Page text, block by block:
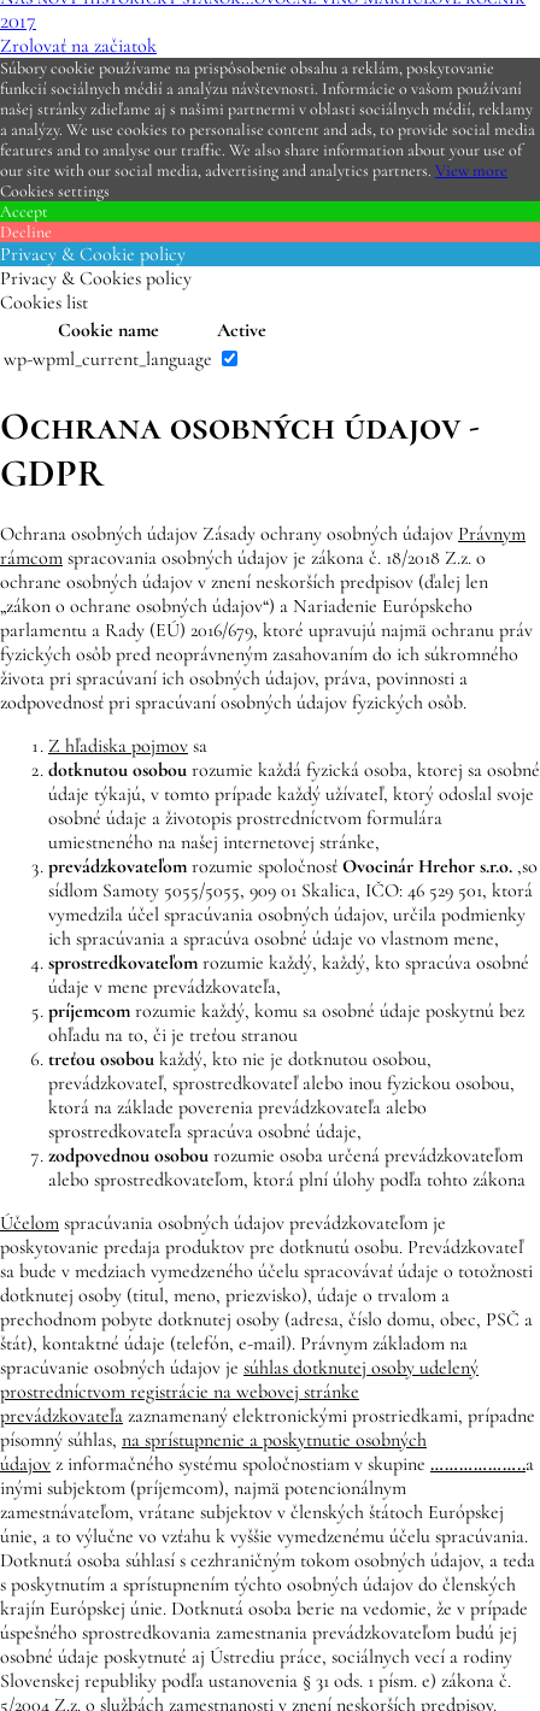
2017
Zrolovať na začiatok
Súbory cookie používame na prispôsobenie obsahu a reklám, poskytovanie
funkcií sociálnych médií a analýzu návštevnosti. Informácie o vašom používaní
našej stránky zdieľame aj s našimi partnermi v oblasti sociálnych médií, reklamy
a analýzy. We use cookies to personalise content and ads, to provide social media
features and to analyse our traffic. We also share information about your use of
our site with our social media, advertising and analytics partners. View more
Cookies settings
Accept
Decline
Privacy & Cookie policy
Privacy & Cookies policy
Cookies list
Cookie name
Active
wp-wpml_current_language
Ochrana osobných údajov -
GDPR
Ochrana osobných údajov Zásady ochrany osobných údajov Právnym
rámcom spracovania osobných údajov je zákona č. 18/2018 Z.z. o
ochrane osobných údajov v znení neskorších predpisov (ďalej len
„zákon o ochrane osobných údajov“) a Nariadenie Európskeho
parlamentu a Rady (EÚ) 2016/679, ktoré upravujú najmä ochranu práv
fyzických osôb pred neoprávneným zasahovaním do ich súkromného
života pri spracúvaní ich osobných údajov, práva, povinnosti a
zodpovednosť pri spracúvaní osobných údajov fyzických osôb.
Z hľadiska pojmov sa
dotknutou osobou rozumie každá fyzická osoba, ktorej sa osobné
údaje týkajú, v tomto prípade každý užívateľ, ktorý odoslal svoje
osobné údaje a životopis prostredníctvom formulára
umiestneného na našej internetovej stránke,
prevádzkovateľom rozumie spoločnosť Ovocinár Hrehor s.r.o. ,so
sídlom Samoty 5055/5055, 909 01 Skalica, IČO: 46 529 501, ktorá
vymedzila účel spracúvania osobných údajov, určila podmienky
ich spracúvania a spracúva osobné údaje vo vlastnom mene,
sprostredkovateľom rozumie každý, každý, kto spracúva osobné
údaje v mene prevádzkovateľa,
príjemcom rozumie každý, komu sa osobné údaje poskytnú bez
ohľadu na to, či je treťou stranou
treťou osobou každý, kto nie je dotknutou osobou,
prevádzkovateľ, sprostredkovateľ alebo inou fyzickou osobou,
ktorá na základe poverenia prevádzkovateľa alebo
sprostredkovateľa spracúva osobné údaje,
zodpovednou osobou rozumie osoba určená prevádzkovateľom
alebo sprostredkovateľom, ktorá plní úlohy podľa tohto zákona
Účelom spracúvania osobných údajov prevádzkovateľom je
poskytovanie predaja produktov pre dotknutú osobu. Prevádzkovateľ
sa bude v medziach vymedzeného účelu spracovávať údaje o totožnosti
dotknutej osoby (titul, meno, priezvisko), údaje o trvalom a
prechodnom pobyte dotknutej osoby (adresa, číslo domu, obec, PSČ a
štát), kontaktné údaje (telefón, e-mail). Právnym základom na
spracúvanie osobných údajov je súhlas dotknutej osoby udelený
prostredníctvom registrácie na webovej stránke
prevádzkovateľa zaznamenaný elektronickými prostriedkami, prípadne
písomný súhlas, na sprístupnenie a poskytnutie osobných
údajov z informačného systému spoločnostiam v skupine ………………..a
inými subjektom (príjemcom), najmä potencionálnym
zamestnávateľom, vrátane subjektov v členských štátoch Európskej
únie, a to výlučne vo vzťahu k vyššie vymedzenému účelu spracúvania.
Dotknutá osoba súhlasí s cezhraničným tokom osobných údajov, a teda
s poskytnutím a sprístupnením týchto osobných údajov do členských
krajín Európskej únie. Dotknutá osoba berie na vedomie, že v prípade
úspešného sprostredkovania zamestnania prevádzkovateľom budú jej
osobné údaje poskytnuté aj Ústrediu práce, sociálnych vecí a rodiny
Slovenskej republiky podľa ustanovenia § 31 ods. 1 písm. e) zákona č.
5/2004 Z.z. o službách zamestnanosti v znení neskorších predpisov.